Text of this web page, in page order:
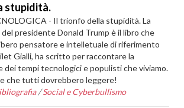
stupidità.
- Il trionfo della stupidità. La
presidente Donald Trump è il libro che
pensatore e intelletuale di riferimento
Gialli, ha scritto per raccontare la
dei tempi tecnologici e populisti che viviamo.
che tutti dovrebbero leggere!
/Social e Cyberbullismo